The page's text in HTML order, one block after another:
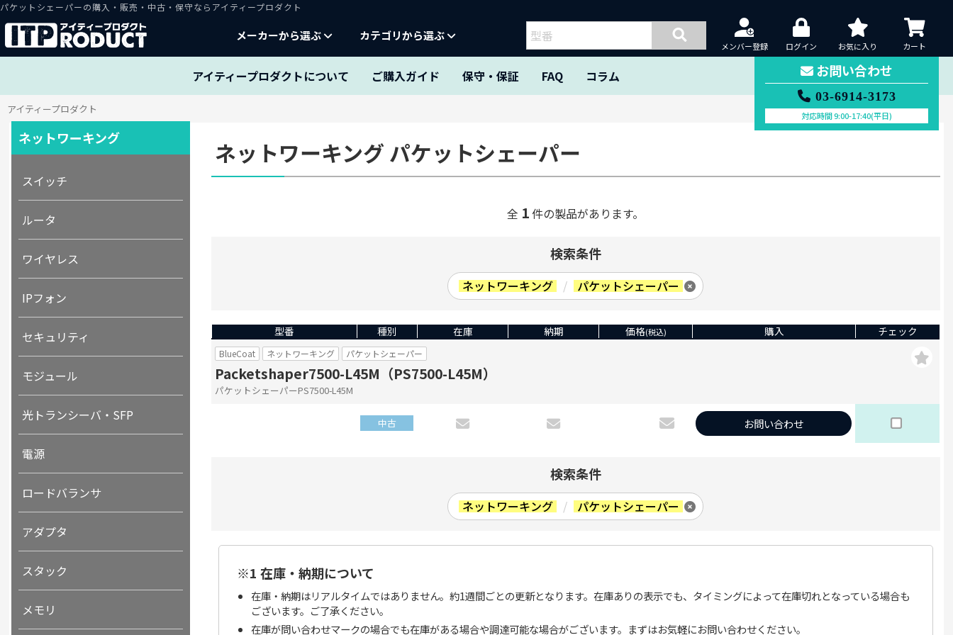
パケットシェーパーの購入・販売・中古・保守ならアイティープロダクト
メーカーから選ぶ カテゴリから選ぶ
メンバー登録 ログイン お気に入り カート
アイティープロダクトについて ご購入ガイド 保守・保証 FAQ コラム お問い合わせ
03-6914-3173
対応時間 9:00-17:40(平日)
アイティープロダクト
ネットワーキング パケットシェーパー
全 1件の製品があります。
検索条件
ネットワーキング / パケットシェーパー
型番 種別 在庫 納期 価格(税込) 購入 チェック
BlueCoat ネットワーキング パケットシェーパー
Packetshaper7500-L45M（PS7500-L45M）
パケットシェーパーPS7500-L45M
中古 お問い合わせ
検索条件
ネットワーキング / パケットシェーパー
※1 在庫・納期について
在庫・納期はリアルタイムではありません。約1週間ごとの更新となります。在庫ありの表示でも、タイミングによって在庫切れとなっている場合も
ございます。ご了承ください。
在庫が問い合わせマークの場合でも在庫がある場合や調達可能な場合がございます。まずはお気軽にお問い合わせください。
ネットワーキング
スイッチ
ルータ
ワイヤレス
IPフォン
セキュリティ
モジュール
光トランシーバ・SFP
電源
ロードバランサ
アダプタ
スタック
メモリ